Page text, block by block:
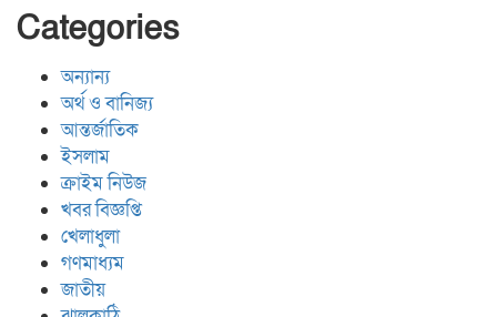
Categories
অন্যান্য
অর্থ ও বানিজ্য
আন্তর্জাতিক
ইসলাম
ক্রাইম নিউজ
খবর বিজ্ঞপ্তি
খেলাধুলা
গণমাধ্যম
জাতীয়